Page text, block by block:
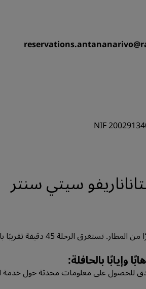
NIF
سيتي سنتر
وإيابًا بالحافلة:
للحصول على معلومات محدثة حول خدمة